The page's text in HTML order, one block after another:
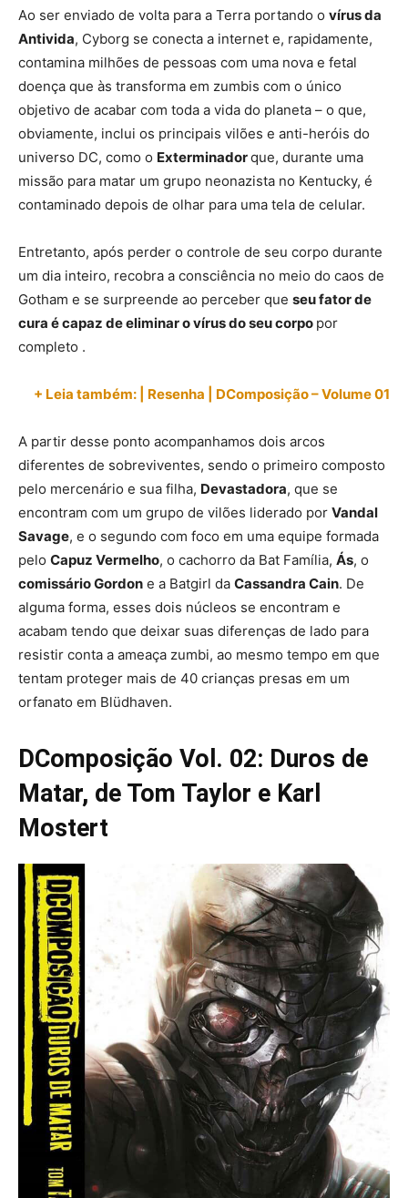
Ao ser enviado de volta para a Terra portando o vírus da
Antivida, Cyborg se conecta a internet e, rapidamente,
contamina milhões de pessoas com uma nova e fetal
doença que às transforma em zumbis com o único
objetivo de acabar com toda a vida do planeta – o que,
obviamente, inclui os principais vilões e anti-heróis do
universo DC, como o Exterminadorque, durante uma
missão para matar um grupo neonazista no Kentucky, é
contaminado depois de olhar para uma tela de celular.
Entretanto, após perder o controle de seu corpo durante
um dia inteiro, recobra a consciência no meio do caos de
Gotham e se surpreende ao perceber que seu fator de
cura é capaz de eliminar o vírus do seu corpo por
completo .
+ Leia também: | Resenha | DComposição – Volume 01
A partir desse ponto acompanhamos dois arcos
diferentes de sobreviventes, sendo o primeiro composto
pelo mercenário e sua filha, Devastadora, que se
encontram com um grupo de vilões liderado por Vandal
Savage, e o segundo com foco em uma equipe formada
pelo Capuz Vermelho, o cachorro da Bat Família, Ás, o
comissário Gordon e a Batgirl da Cassandra Cain. De
alguma forma, esses dois núcleos se encontram e
acabam tendo que deixar suas diferenças de lado para
resistir conta a ameaça zumbi, ao mesmo tempo em que
tentam proteger mais de 40 crianças presas em um
orfanato em Blüdhaven.
DComposição Vol. 02: Duros de
Matar, de Tom Taylor e Karl
Mostert